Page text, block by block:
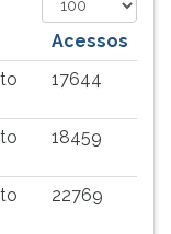
Acessos
17644
18459
22769